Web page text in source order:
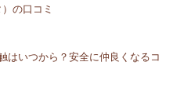
の口コミ
はいつから？安全に仲良くなるコ